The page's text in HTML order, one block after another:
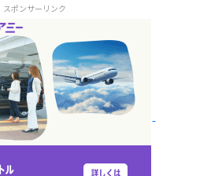
スポンサーリンク